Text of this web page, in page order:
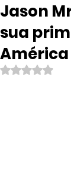
Jason
sua
América
Avaliado